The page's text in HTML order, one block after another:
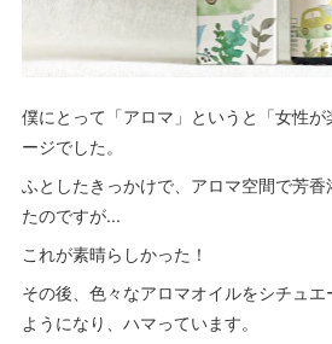
僕にとって「アロマ」というと「女性
ージでした。
ふとしたきっかけで、アロマ空間で芳
たのですが...
これが素晴らしかった！
その後、色々なアロマオイルをシチュ
ようになり、ハマっています。